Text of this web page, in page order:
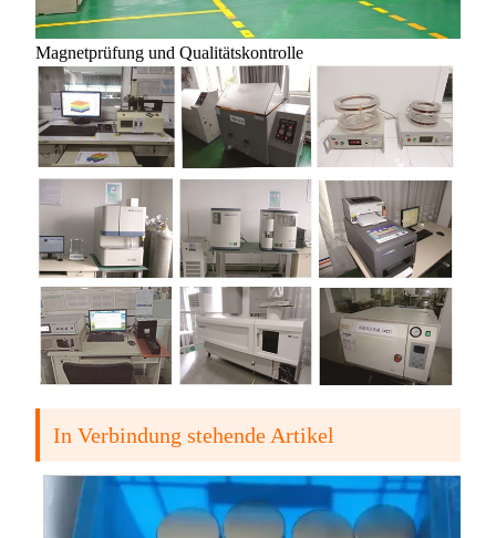
Magnetprüfung und Qualitätskontrolle
In Verbindung stehende Artikel